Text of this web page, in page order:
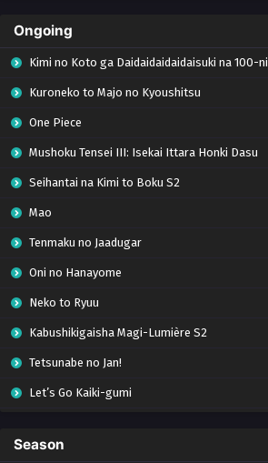
Ongoing
Kimi no Koto ga Daidaidaidaidaisuki na 100-nin no Kanojo Season 3
Kuroneko to Majo no Kyoushitsu
One Piece
Mushoku Tensei III: Isekai Ittara Honki Dasu
Seihantai na Kimi to Boku S2
Mao
Tenmaku no Jaadugar
Oni no Hanayome
Neko to Ryuu
Kabushikigaisha Magi-Lumière S2
Tetsunabe no Jan!
Let’s Go Kaiki-gumi
Yomi no Tsugai
Season